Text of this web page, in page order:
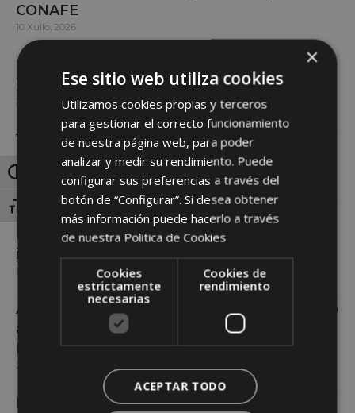
Toggle High Contrast
Toggle Font size
CONAFE
10 Xullo, 2026
Nuevas tarifas de los servicios de Recría
Genómica y Doble Valoración de CONAFE
3 Xullo, 2026
VIII ESCOLA DE INICIACIÓN DE FUTUROS
GANDEIROS
ABANCA en colaboración con Medrar
Innovatión Office y Semana Verde te
invitan a la Jornada sobre
1 Xuño, 2026
A Deputación celebrará o venres 12 de xuño
a poxa de gando vacún da Finca
Mouriscade
29 Maio, 2026
Mellores ganderías criadoras por
×
Ese sitio web utiliza cookies
Utilizamos cookies propias y terceros
para gestionar el correcto funcionamiento
de nuestra página web, para poder
analizar y medir su rendimiento. Puede
configurar sus preferencias a través del
botón de “Configurar”. Si desea obtener
más información puede hacerlo a través
de nuestra Politica de Cookies
Cookies
estrictamente
necesarias
Cookies de
rendimiento
ACEPTAR TODO